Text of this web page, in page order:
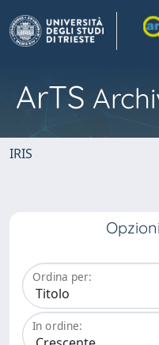
ArTS
IRIS
Opzioni
Ordina per:
In ordine: